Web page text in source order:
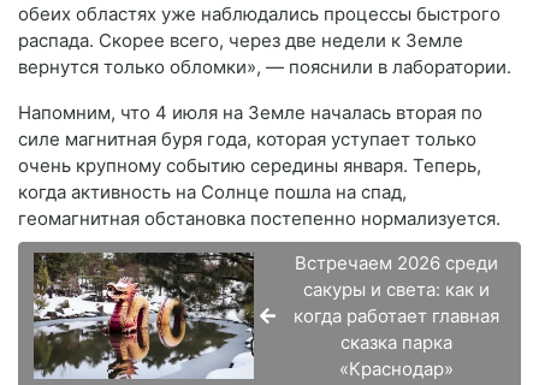
обеих областях уже наблюдались процессы быстрого
распада. Скорее всего, через две недели к Земле
вернутся только обломки», — пояснили в лаборатории.
Напомним, что 4 июля на Земле началась вторая по
силе магнитная буря года, которая уступает только
очень крупному событию середины января. Теперь,
когда активность на Солнце пошла на спад,
геомагнитная обстановка постепенно нормализуется.
Встречаем 2026 среди
сакуры и света: как и
когда работает главная
сказка парка
«Краснодар»